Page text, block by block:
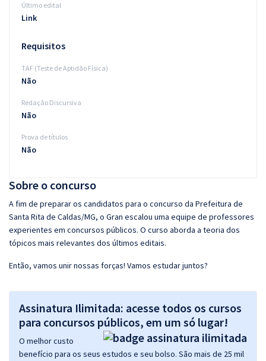
Sobre o concurso
A fim de preparar os candidatos para o concurso da Prefeitura de
Santa Rita de Caldas/MG, o Gran escalou uma equipe de professores
experientes em concursos públicos. O curso aborda a teoria dos
tópicos mais relevantes dos últimos editais.
Então, vamos unir nossas forças! Vamos estudar juntos?
Assinatura Ilimitada: acesse todos os cursos
para concursos públicos, em um só lugar!
O melhor custo
benefício para os seus estudos e seu bolso. São mais de 25 mil
Último edital
Link
Requisitos
TAF (Teste de Aptidão Física)
Não
Redação Discursiva
Não
Prova de títulos
Não